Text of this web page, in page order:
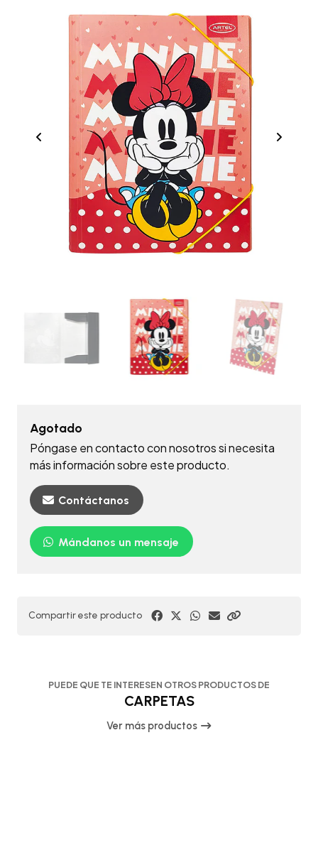
Agotado
Póngase en contacto con nosotros si necesita
más información sobre este producto.
Contáctanos
Mándanos un mensaje
Compartir este producto
PUEDE QUE TE INTERESEN OTROS PRODUCTOS DE
CARPETAS
Ver más productos